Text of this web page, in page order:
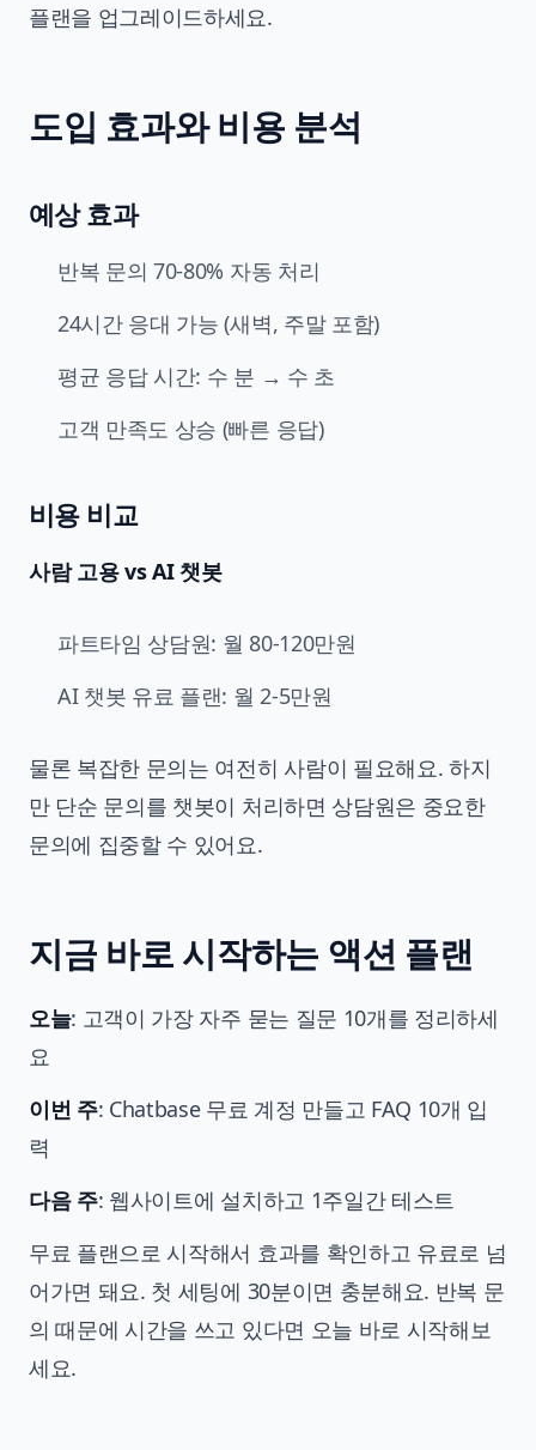
플랜을 업그레이드하세요.
도입 효과와 비용 분석
예상 효과
반복 문의 70-80% 자동 처리
24시간 응대 가능 (새벽, 주말 포함)
평균 응답 시간: 수 분 → 수 초
고객 만족도 상승 (빠른 응답)
비용 비교
사람 고용 vs AI 챗봇
파트타임 상담원: 월 80-120만원
AI 챗봇 유료 플랜: 월 2-5만원
물론 복잡한 문의는 여전히 사람이 필요해요. 하지
만 단순 문의를 챗봇이 처리하면 상담원은 중요한
문의에 집중할 수 있어요.
지금 바로 시작하는 액션 플랜
오늘: 고객이 가장 자주 묻는 질문 10개를 정리하세
요
이번 주: Chatbase 무료 계정 만들고 FAQ 10개 입
력
다음 주: 웹사이트에 설치하고 1주일간 테스트
무료 플랜으로 시작해서 효과를 확인하고 유료로 넘
어가면 돼요. 첫 세팅에 30분이면 충분해요. 반복 문
의 때문에 시간을 쓰고 있다면 오늘 바로 시작해보
세요.